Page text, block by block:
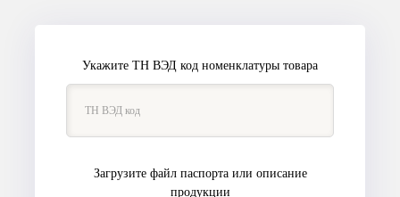
Укажите ТН ВЭД код номенклатуры товара
Загрузите файл паспорта или описание
продукции